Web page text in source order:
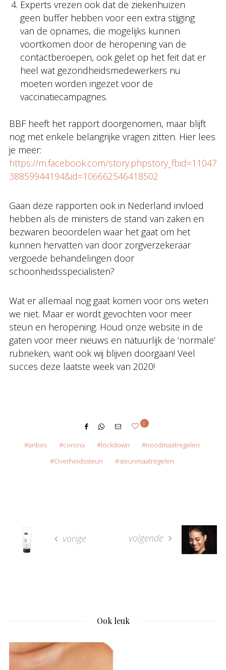
Experts vrezen ook dat de ziekenhuizen
geen buffer hebben voor een extra stijging
van de opnames, die mogelijks kunnen
voortkomen door de heropening van de
contactberoepen, ook gelet op het feit dat er
heel wat gezondheidsmedewerkers nu
moeten worden ingezet voor de
vaccinatiecampagnes.
BBF heeft het rapport doorgenomen, maar blijft
nog met enkele belangrijke vragen zitten. Hier lees
je meer:
https://m.facebook.com/story.phpstory_fbid=11047
38859944194&id=106662546418502
Gaan deze rapporten ook in Nederland invloed
hebben als de ministers de stand van zaken en
bezwaren beoordelen waar het gaat om het
kunnen hervatten van door zorgverzekeraar
vergoede behandelingen door
schoonheidsspecialisten?
Wat er allemaal nog gaat komen voor ons weten
we niet. Maar er wordt gevochten voor meer
steun en heropening. Houd onze website in de
gaten voor meer nieuws en natuurlijk de ‘normale’
rubrieken, want ook wij blijven doorgaan! Veel
succes deze laatste week van 2020!
0
anbos corona lockdown
noodmaatregelen
Overheidssteun
steunmaatregelen
vorige volgende
Ook leuk